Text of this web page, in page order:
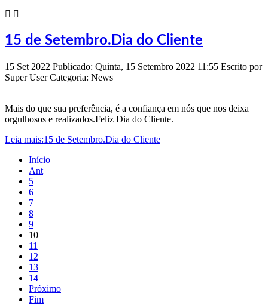
 
15 de Setembro.Dia do Cliente
15 Set 2022 Publicado: Quinta, 15 Setembro 2022 11:55 Escrito por
Super User Categoria: News
Mais do que sua preferência, é a confiança em nós que nos deixa
orgulhosos e realizados.Feliz Dia do Cliente.
Leia mais:15 de Setembro.Dia do Cliente
Início
Ant
5
6
7
8
9
10
11
12
13
14
Próximo
Fim